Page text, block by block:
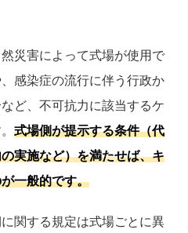
災害によって式場が使用で
感染症の流行に伴う行政か
ど、不可抗力に該当するケ
式場側が提示する条件（代
実施など）を満たせば、キ
一般的です。
関する規定は式場ごとに異